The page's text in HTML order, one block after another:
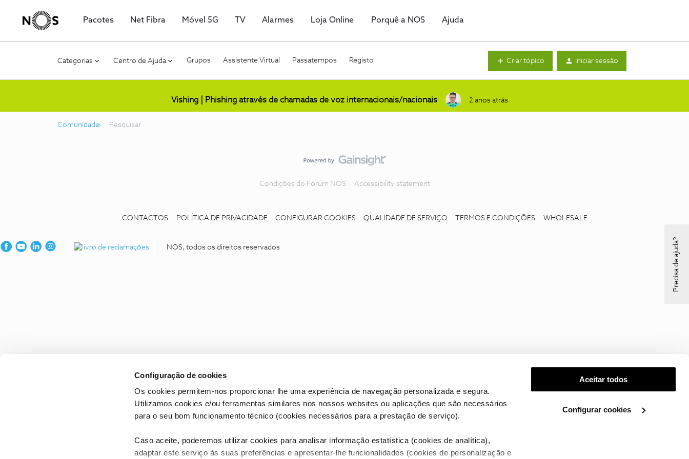
Configuração de cookies
Os cookies permitem-nos proporcionar lhe uma experiência de navegação personalizada e segura.
Utilizamos cookies e/ou ferramentas similares nos nossos websites ou aplicações que são necessários
para o seu bom funcionamento técnico (cookies necessários para a prestação de serviço).
Caso aceite, poderemos utilizar cookies para analisar informação estatística (cookies de analítica),
adaptar este serviço às suas preferências e apresentar-lhe funcionalidades (cookies de personalização e
Aceitar todos
Configurar cookies
Pacotes Net Fibra Móvel 5G TV Alarmes Loja Online Porquê a NOS Ajuda
Categorias Centro de Ajuda Grupos Assistente Virtual Passatempos Registo Criar tópico Iniciar sessão
Vishing | Phishing através de chamadas de voz internacionais/nacionais 2 anos atrás
Comunidade Pesquisar
Condições do Fórum NOS Accessibility statement
CONTACTOS POLÍTICA DE PRIVACIDADE CONFIGURAR COOKIES QUALIDADE DE SERVIÇO TERMOS E CONDIÇÕES WHOLESALE
NOS, todos os direitos reservados Precisa de ajuda?